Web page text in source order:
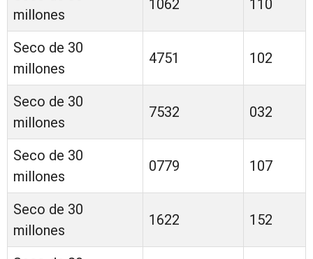
millones
1062 110
Seco de 30
millones
4751 102
Seco de 30
millones
7532 032
Seco de 30
millones
0779 107
Seco de 30
millones
1622 152